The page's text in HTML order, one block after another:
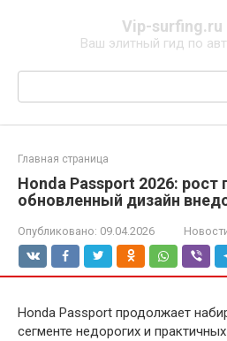
Vip-surfing.ru
Ваш элитный гид по
Поиск:
Главная страница
Honda Passport 2026: рост
обновленный дизайн
Опубликовано: 09.04.2026
Honda Passport продолжает
сегменте недорогих и